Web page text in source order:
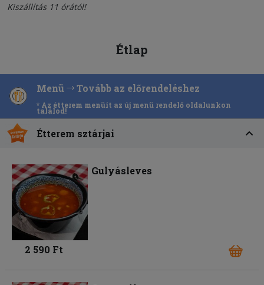
Kiszállítás 11 órától!
Étlap
Menü Tovább az előrendeléshez
* Az étterem menüit az új menü rendelő oldalunkon
találod!
Étterem sztárjai
Gulyásleves
2 590 Ft